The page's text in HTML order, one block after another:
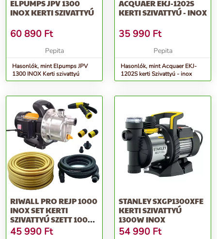
ELPUMPS JPV 1300
INOX KERTI SZIVATTYÚ
60 890 Ft
Pepita
Hasonlók, mint Elpumps JPV
1300 INOX Kerti szivattyú
ACQUAER EKJ-1202S
KERTI SZIVATTYÚ - INOX
35 990 Ft
Pepita
Hasonlók, mint Acquaer EKJ-
1202S kerti Szivattyú - inox
RIWALL PRO REJP 1000
INOX SET KERTI
SZIVATTYÚ SZETT 1000
W
45 990 Ft
STANLEY SXGP1300XFE
KERTI SZIVATTYÚ
1300W INOX
54 990 Ft